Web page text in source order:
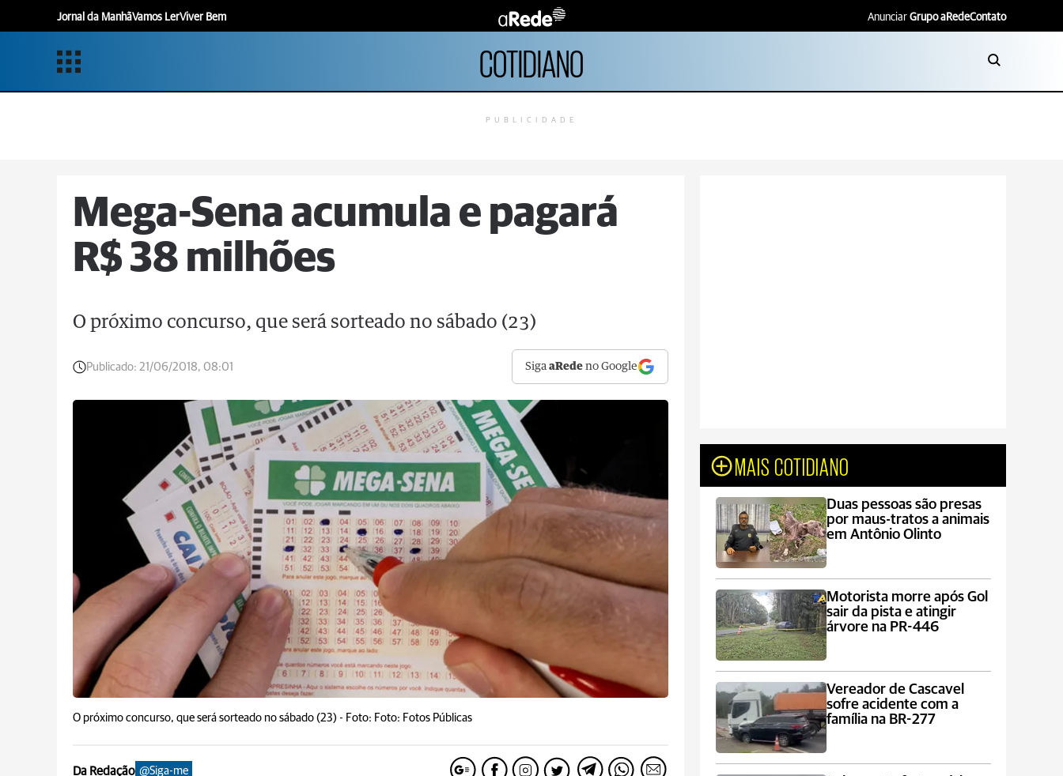
Jornal da ManhãVamos LerViver Bem Anunciar Grupo aRedeContato
COTIDIANO
PUBLICIDADE
Mega-Sena acumula e pagará
R$ 38 milhões
O próximo concurso, que será sorteado no sábado (23)
Publicado: 21/06/2018, 08:01 SigaaRede no Google
O próximo concurso, que será sorteado no sábado (23) - Foto: Foto: Fotos Públicas
Da Redação @Siga-me
MAIS COTIDIANO
Duas pessoas são presas
por maus-tratos a animais
em Antônio Olinto
Motorista morre após Gol
sair da pista e atingir
árvore na PR-446
Vereador de Cascavel
sofre acidente com a
família na BR-277